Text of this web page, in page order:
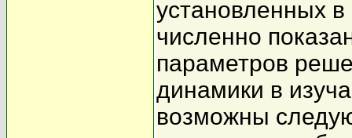
установленных
численно
параметров
динамики в
возможны